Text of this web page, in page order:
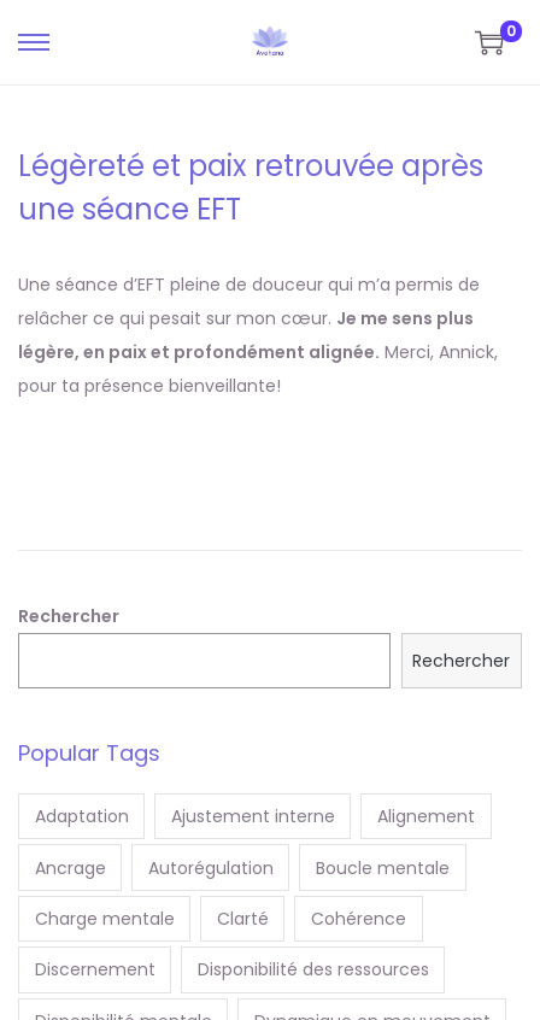
P
s
l
a
n
a
o
P
s
u
c
o
n
0
Légèreté et paix retrouvée après
une séance EFT
Une séance d’EFT pleine de douceur qui m’a permis de
relâcher ce qui pesait sur mon cœur. Je me sens plus
légère, en paix et profondément alignée. Merci, Annick,
pour ta présence bienveillante!
Rechercher
Rechercher
Popular Tags
Adaptation Ajustement interne Alignement
Ancrage Autorégulation Boucle mentale
Charge mentale Clarté Cohérence
Discernement Disponibilité des ressources